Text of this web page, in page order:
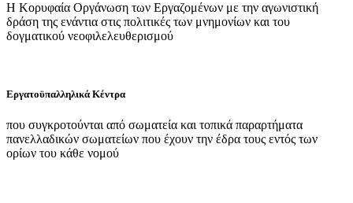
Η Κορυφαία Οργάνωση των Εργαζομένων με την αγωνιστική
δράση της ενάντια στις πολιτικές των μνημονίων και του
δογματικού νεοφιλελευθερισμού
Εργατοϋπαλληλικά Κέντρα
που συγκροτούνται από σωματεία και τοπικά παραρτήματα
πανελλαδικών σωματείων που έχουν την έδρα τους εντός των
ορίων του κάθε νομού